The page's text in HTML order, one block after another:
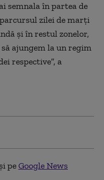
semnala în partea de
zilei de marți
și în restul zonelor,
ajungem la un regim
respective”, a
peGoogle News